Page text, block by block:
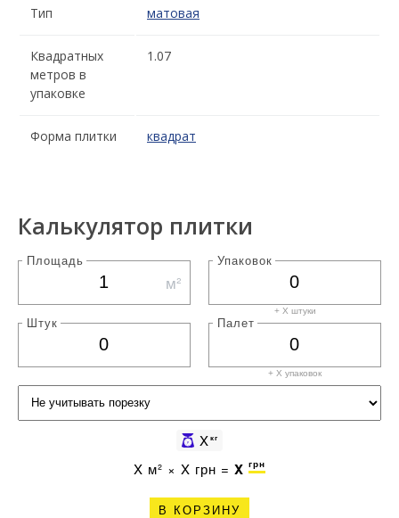
Тип матовая
Квадратных
метров в
упаковке
1.07
Форма плитки квадрат
Калькулятор плитки
Площадь
м²
Упаковок
+ X штуки
Штук Палет
+ X упаковок
Xкг
X м² × X грн = X грн
В КОРЗИНУ